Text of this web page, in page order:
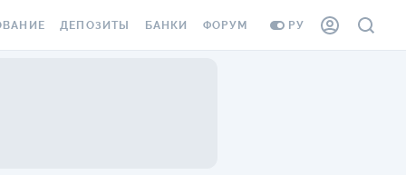
РУ
ДЕПОЗИТЫ БАНКИ ФОРУМ